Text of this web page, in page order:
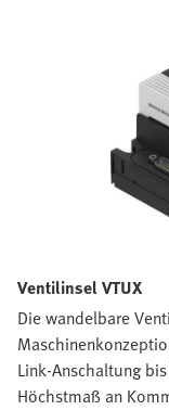
Ventilinsel VTUX
Die wandelbare
Link-Anschaltung
Höchstmaß an